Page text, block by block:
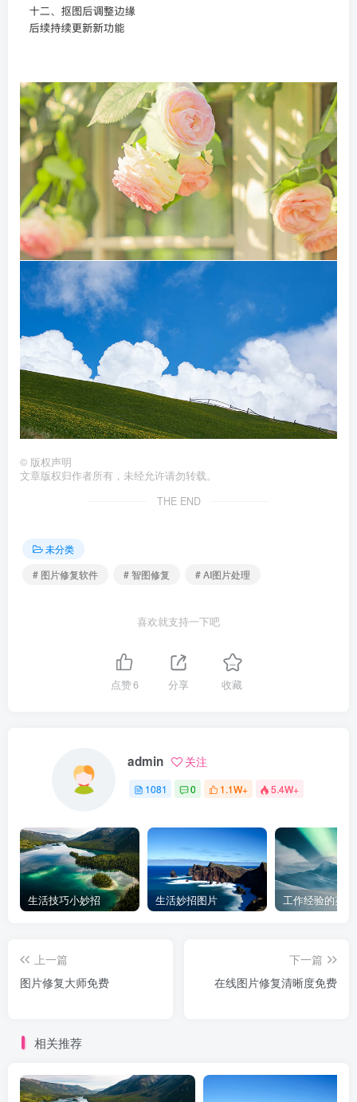
© 版权声明
文章版权归作者所有，未经允许请勿转载。
THE END
未分类
# 图片修复软件
# 智图修复 # AI图片处理
喜欢就支持一下吧
点赞6 分享 收藏
admin 关注
1081 0 1.1W+ 5.4W+
生活技巧小妙招 生活妙招图片 工作经验的英
上一篇
图片修复大师免费
下一篇
在线图片修复清晰度免费
相关推荐